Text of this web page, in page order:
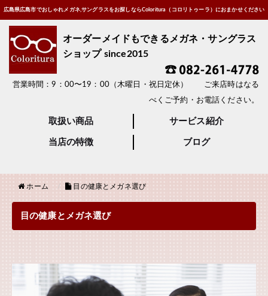
広島県広島市でおしゃれメガネ,サングラスをお探しならColoritura（コロリトゥーラ）におまかせください
オーダーメイドもできるメガネ・サングラス
ショップ since2015
営業時間：9：00〜19：00（木曜日・祝日定休） ご来店時はなる
べくご予約・お電話ください。
取扱い商品 サービス紹介
当店の特徴 ブログ
ホーム 目の健康とメガネ選び
目の健康とメガネ選び